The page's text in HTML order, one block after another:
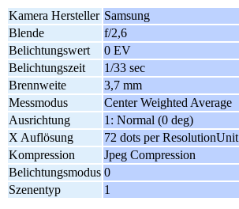
Kamera Hersteller Samsung
Blende
f/2,6
Belichtungswert
0 EV
Belichtungszeit
1/33 sec
Brennweite
3,7 mm
Messmodus
Center Weighted Average
Ausrichtung
1: Normal (0 deg)
X Auflösung
72 dots per ResolutionUnit
Kompression
Jpeg Compression
Belichtungsmodus 0
Szenentyp
1